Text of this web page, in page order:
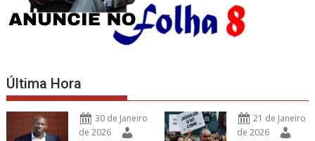
Última Hora
30 de Janeiro
de 2026
21 de Janeiro
de 2026